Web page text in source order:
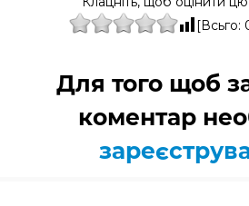
[Всьго:
Для того щоб
коментар